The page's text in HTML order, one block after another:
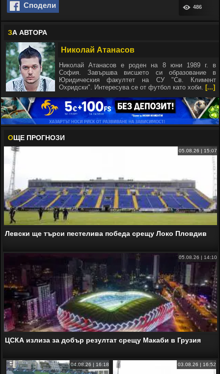
Сподели 486
ЗА АВТОРА
Николай Атанасов
Николай Атанасов е роден на 8 юни 1989 г. в
София. Завършва висшето си образование в
Юридическия факултет на СУ "Св. Климент
Охридски". Интересува се от футбол като хоби.
[...]
ОЩЕ ПРОГНОЗИ
05.08.26 | 15:07
Левски ще търси пестелива победа срещу Локо Пловдив
05.08.26 | 14:10
ЦСКА излиза за добър резултат срещу Макаби в Грузия
04.08.26 | 16:18 03.08.26 | 16:52